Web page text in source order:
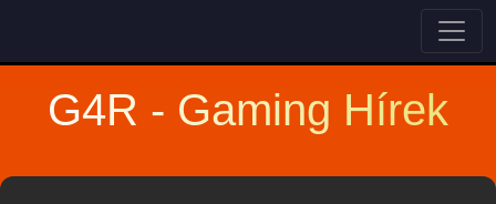
G4R - Gaming Hírek